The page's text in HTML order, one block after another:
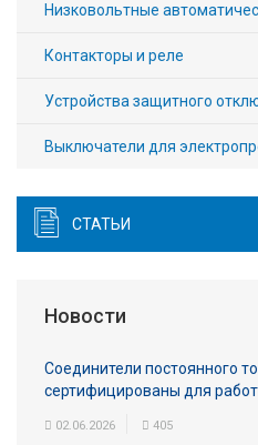
Низковольтные
Контакторы и реле
Устройства защитного
Выключатели для
СТАТЬИ
Новости
Соединители постоянного
сертифицированы для
02.06.2026 405